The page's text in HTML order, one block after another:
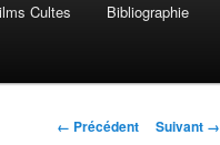
Cultes Bibliographie
Navigation
← Précédent Suivant →